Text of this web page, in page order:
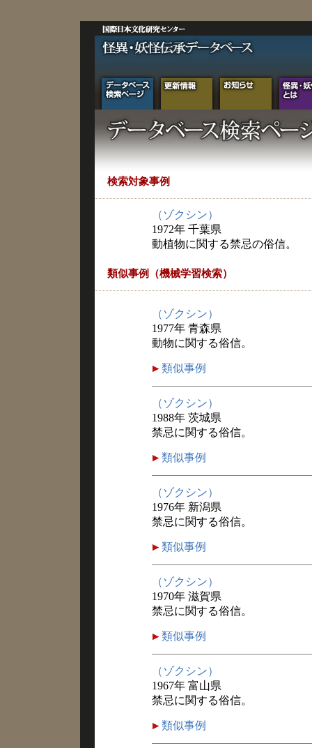
検索対象事例
（ゾクシン）
1972年 千葉県
動植物に関する禁忌の俗信。
類似事例（機械学習検索）
（ゾクシン）
1977年 青森県
動物に関する俗信。
類似事例
（ゾクシン）
1988年 茨城県
禁忌に関する俗信。
類似事例
（ゾクシン）
1976年 新潟県
禁忌に関する俗信。
類似事例
（ゾクシン）
1970年 滋賀県
禁忌に関する俗信。
類似事例
（ゾクシン）
1967年 富山県
禁忌に関する俗信。
類似事例